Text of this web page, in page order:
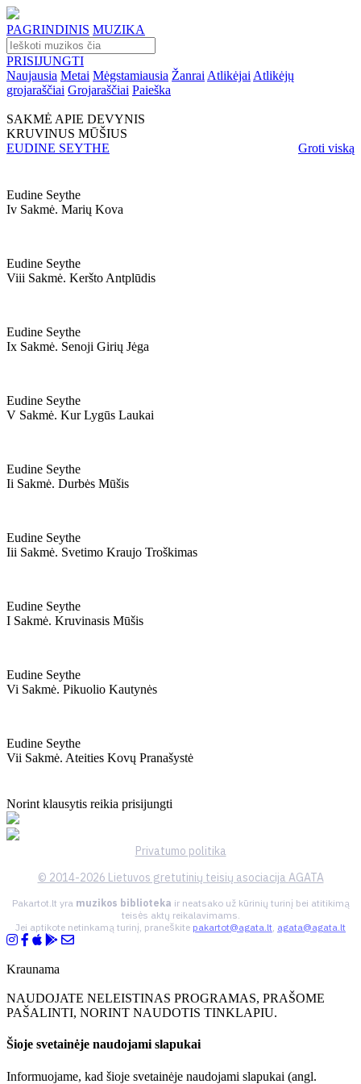
PAGRINDINIS MUZIKA
PRISIJUNGTI
Naujausia Metai Mėgstamiausia Žanrai Atlikėjai Atlikėjų
grojaraščiai Grojaraščiai Paieška
SAKMĖ APIE DEVYNIS
KRUVINUS MŪŠIUS
EUDINE SEYTHE
Groti viską
Eudine Seythe
Iv Sakmė. Marių Kova
Eudine Seythe
Viii Sakmė. Keršto Antplūdis
Eudine Seythe
Ix Sakmė. Senoji Girių Jėga
Eudine Seythe
V Sakmė. Kur Lygūs Laukai
Eudine Seythe
Ii Sakmė. Durbės Mūšis
Eudine Seythe
Iii Sakmė. Svetimo Kraujo Troškimas
Eudine Seythe
I Sakmė. Kruvinasis Mūšis
Eudine Seythe
Vi Sakmė. Pikuolio Kautynės
Eudine Seythe
Vii Sakmė. Ateities Kovų Pranašystė
Norint klausytis reikia prisijungti
Privatumo politika
© 2014-2026 Lietuvos gretutinių teisių asociacija AGATA
Pakartot.lt yra muzikos biblioteka ir neatsako už kūrinių turinį bei atitikimą
teisės aktų reikalavimams.
Jei aptikote netinkamą turinį, praneškite pakartot@agata.lt, agata@agata.lt
Kraunama
NAUDOJATE NELEISTINAS PROGRAMAS, PRAŠOME
PAŠALINTI, NORINT NAUDOTIS TINKLAPIU.
Šioje svetainėje naudojami slapukai
Informuojame, kad šioje svetainėje naudojami slapukai (angl.